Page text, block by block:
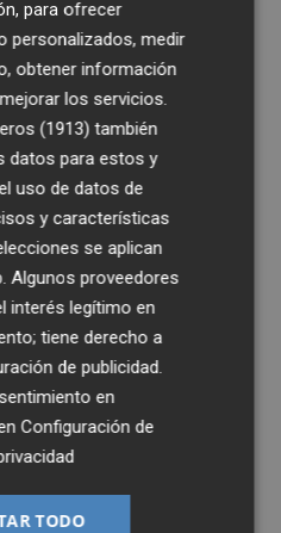
para ofrecer
personalizados, medir
obtener información
los servicios.
(1913) también
datos para estos y
uso de datos de
y características
se aplican
Algunos proveedores
interés legítimo en
tiene derecho a
de publicidad
en
Configuración de
TODO